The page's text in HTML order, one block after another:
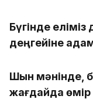
Бүгінде
деңгейіне
Шын мәнінде,
жағдайда өмір